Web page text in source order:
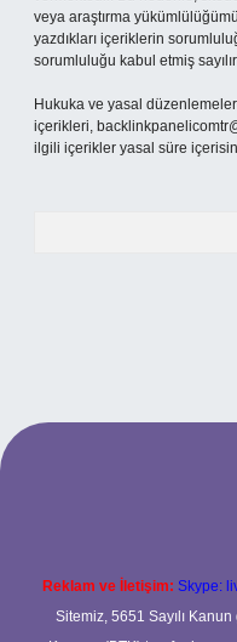
veya araştırma
yazdıkları içeriklerin
sorumluluğu kabul etmiş
Hukuka ve yasal
içerikleri,
ilgili içerikler yasal süre
Reklam ve İletişim: Skype:
Sitemiz, 5651 Sayılı